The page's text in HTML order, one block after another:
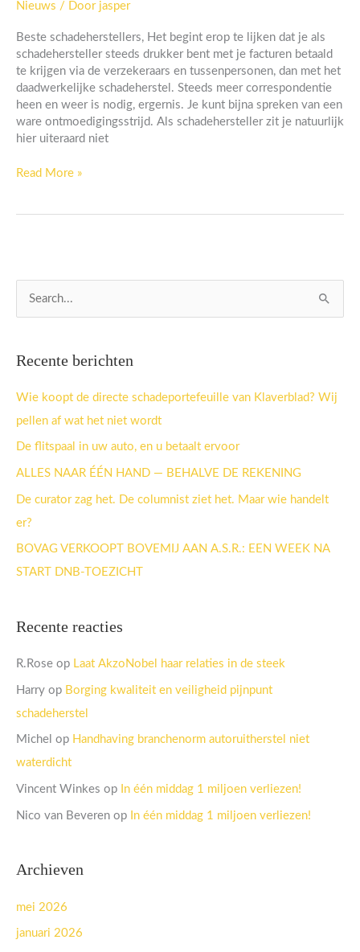
Nieuws / Door jasper
Beste schadeherstellers, Het begint erop te lijken dat je als
schadehersteller steeds drukker bent met je facturen betaald
te krijgen via de verzekeraars en tussenpersonen, dan met het
daadwerkelijke schadeherstel. Steeds meer correspondentie
heen en weer is nodig, ergernis. Je kunt bijna spreken van een
ware ontmoedigingsstrijd. Als schadehersteller zit je natuurlijk
hier uiteraard niet
je
schadeherstel
Read More »
n
a
a
r
Recente berichten
Wie koopt de directe schadeportefeuille van Klaverblad? Wij
pellen af wat het niet wordt
De flitspaal in uw auto, en u betaalt ervoor
ALLES NAAR ÉÉN HAND — BEHALVE DE REKENING
De curator zag het. De columnist ziet het. Maar wie handelt
er?
BOVAG VERKOOPT BOVEMIJ AAN A.S.R.: EEN WEEK NA
START DNB-TOEZICHT
Recente reacties
R.Rose op Laat AkzoNobel haar relaties in de steek
Harry op Borging kwaliteit en veiligheid pijnpunt
schadeherstel
Michel op Handhaving branchenorm autoruitherstel niet
waterdicht
Vincent Winkes op In één middag 1 miljoen verliezen!
Nico van Beveren op In één middag 1 miljoen verliezen!
Archieven
mei 2026
januari 2026